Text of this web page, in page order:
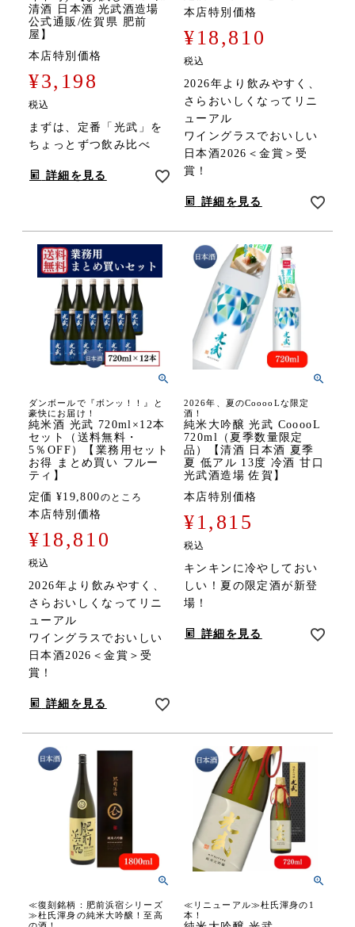
清酒 日本酒 光武酒造場
公式通販/佐賀県 肥前
屋】
本店特別価格
¥3,198
税込
まずは、定番「光武」を
ちょっとずつ飲み比べ
詳細を見る
本店特別価格
¥18,810
税込
2026年より飲みやすく、
さらおいしくなってリニ
ューアル
ワイングラスでおいしい
日本酒2026＜金賞＞受
賞！
詳細を見る
ダンボールで『ボンッ！！』と
豪快にお届け！
純米酒 光武 720ml×12本
セット（送料無料・
5％OFF）【業務用セット
お得 まとめ買い フルー
ティ】
定価 ¥19,800のところ
本店特別価格
¥18,810
税込
2026年より飲みやすく、
さらおいしくなってリニ
ューアル
ワイングラスでおいしい
日本酒2026＜金賞＞受
賞！
詳細を見る
2026年、夏のCooooLな限定
酒！
純米大吟醸 光武 CooooL
720ml（夏季数量限定
品）【清酒 日本酒 夏季
夏 低アル 13度 冷酒 甘口
光武酒造場 佐賀】
本店特別価格
¥1,815
税込
キンキンに冷やしておい
しい！夏の限定酒が新登
場！
詳細を見る
≪復刻銘柄：肥前浜宿シリーズ
≫杜氏渾身の純米大吟醸！至高
≪リニューアル≫杜氏渾身の1
本！